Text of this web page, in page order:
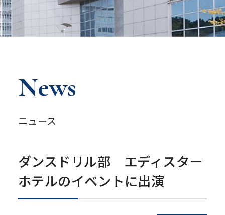
News
ニュース
ダンスドリル部 エディスター
ホテルのイベントに出演